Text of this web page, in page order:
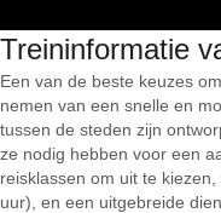
Treininformatie
Een van de beste keuzes
nemen van een snelle en
tussen de steden zijn
ze nodig hebben voor een
reisklassen om uit te
uur), en een uitgebreide